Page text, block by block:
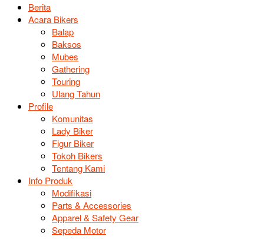
Berita
Acara Bikers
Balap
Baksos
Mubes
Gathering
Touring
Ulang Tahun
Profile
Komunitas
Lady Biker
Figur Biker
Tokoh Bikers
Tentang Kami
Info Produk
Modifikasi
Parts & Accessories
Apparel & Safety Gear
Sepeda Motor